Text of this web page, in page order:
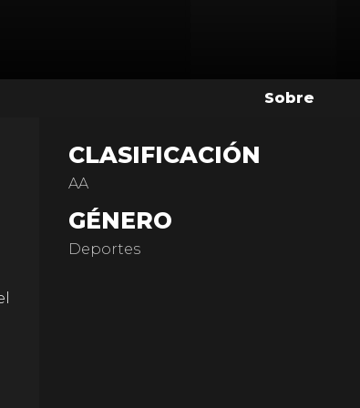
Sobre
CLASIFICACIÓN
AA
GÉNERO
Deportes